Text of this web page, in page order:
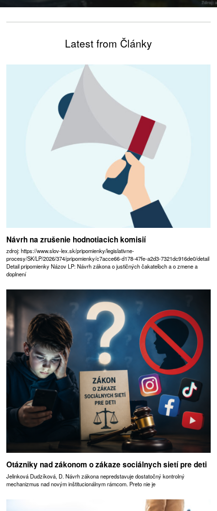
Latest from Články
Návrh na zrušenie hodnotiacich komisií
zdroj: https://www.slov-lex.sk/pripomienky/legislativne-
procesy/SK/LP/2026/374/pripomienky/c7acce66-d178-47fe-a2d3-7321dc916de0/detail
Detail pripomienky Názov LP: Návrh zákona o justičných čakateľoch a o zmene a
doplnení
Otázniky nad zákonom o zákaze sociálnych sietí pre deti
Jelinková Dudzíková, D. Návrh zákona nepredstavuje dostatočný kontrolný
mechanizmus nad novým inštitucionálnym rámcom. Preto nie je